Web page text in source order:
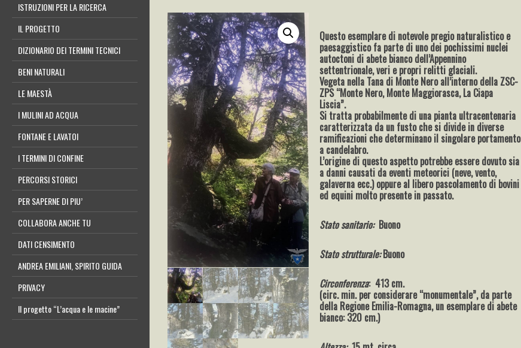
ISTRUZIONI PER LA RICERCA
IL PROGETTO
DIZIONARIO DEI TERMINI TECNICI
BENI NATURALI
LE MAESTÀ
I MULINI AD ACQUA
FONTANE E LAVATOI
I TERMINI DI CONFINE
PERCORSI STORICI
PER SAPERNE DI PIU’
COLLABORA ANCHE TU
DATI CENSIMENTO
ANDREA EMILIANI, SPIRITO GUIDA
PRIVACY
Il progetto “L’acqua e le macine”
Questo esemplare di notevole pregio naturalistico e
paesaggistico fa parte di uno dei pochissimi nuclei
autoctoni di abete bianco dell’Appennino
settentrionale, veri e propri relitti glaciali.
Vegeta nella Tana di Monte Nero all’interno della ZSC-
ZPS “Monte Nero, Monte Maggiorasca, La Ciapa
Liscia”.
Si tratta probabilmente di una pianta ultracentenaria
caratterizzata da un fusto che si divide in diverse
ramificazioni che determinano il singolare portamento
a candelabro.
L’origine di questo aspetto potrebbe essere dovuto sia
a danni causati da eventi meteorici (neve, vento,
galaverna ecc.) oppure al libero pascolamento di bovini
ed equini molto presente in passato.
Stato sanitario: Buono
Stato strutturale:Buono
Circonferenza: 413 cm.
(circ. min. per considerare “monumentale”, da parte
della Regione Emilia-Romagna, un esemplare di abete
bianco: 320 cm.)